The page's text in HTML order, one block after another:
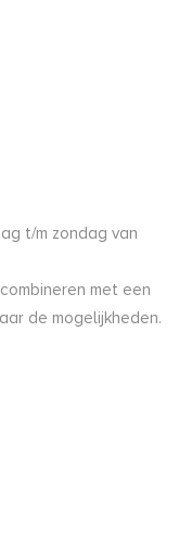
t/m zondag van
met een
de mogelijkheden.